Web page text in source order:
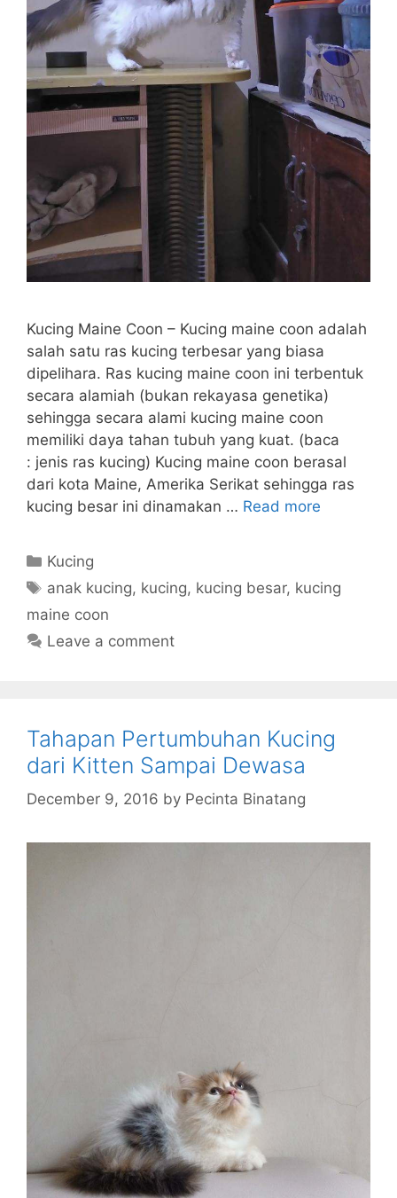
Kucing Maine Coon – Kucing maine coon adalah
salah satu ras kucing terbesar yang biasa
dipelihara. Ras kucing maine coon ini terbentuk
secara alamiah (bukan rekayasa genetika)
sehingga secara alami kucing maine coon
memiliki daya tahan tubuh yang kuat. (baca
: jenis ras kucing) Kucing maine coon berasal
dari kota Maine, Amerika Serikat sehingga ras
kucing besar ini dinamakan … Read more
Categories
Kucing
Tags
anak kucing, kucing, kucing besar, kucing
maine coon
Leave a comment
Tahapan Pertumbuhan Kucing
dari Kitten Sampai Dewasa
December 9, 2016 by Pecinta Binatang